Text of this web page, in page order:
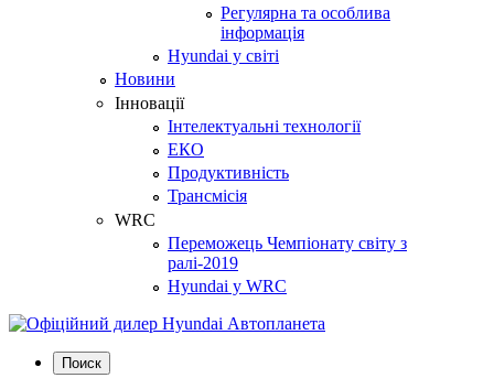
Регулярна та особлива
інформація
Hyundai у світі
Новини
Інновації
Інтелектуальні технології
ЕКО
Продуктивність
Трансмісія
WRC
Переможець Чемпіонату світу з
ралі-2019
Hyundai у WRC
Поиск